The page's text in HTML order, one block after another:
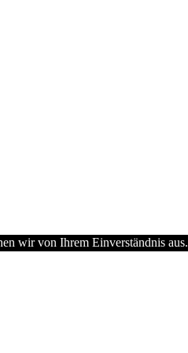
wir von Ihrem Einverständnis aus.